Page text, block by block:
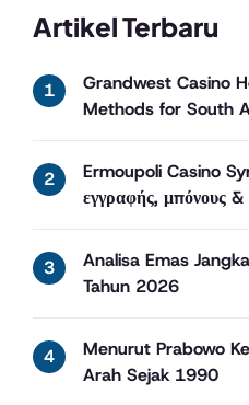
Artikel Terbaru
Grandwest Casino
Methods for South
Ermoupoli Casino
εγγραφής, μπόνους
Analisa Emas
Tahun 2026
Menurut Prabowo
Arah Sejak 1990